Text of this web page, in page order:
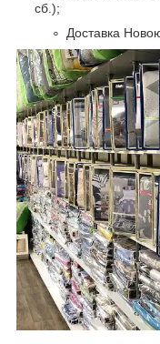
сб.);
Доставка